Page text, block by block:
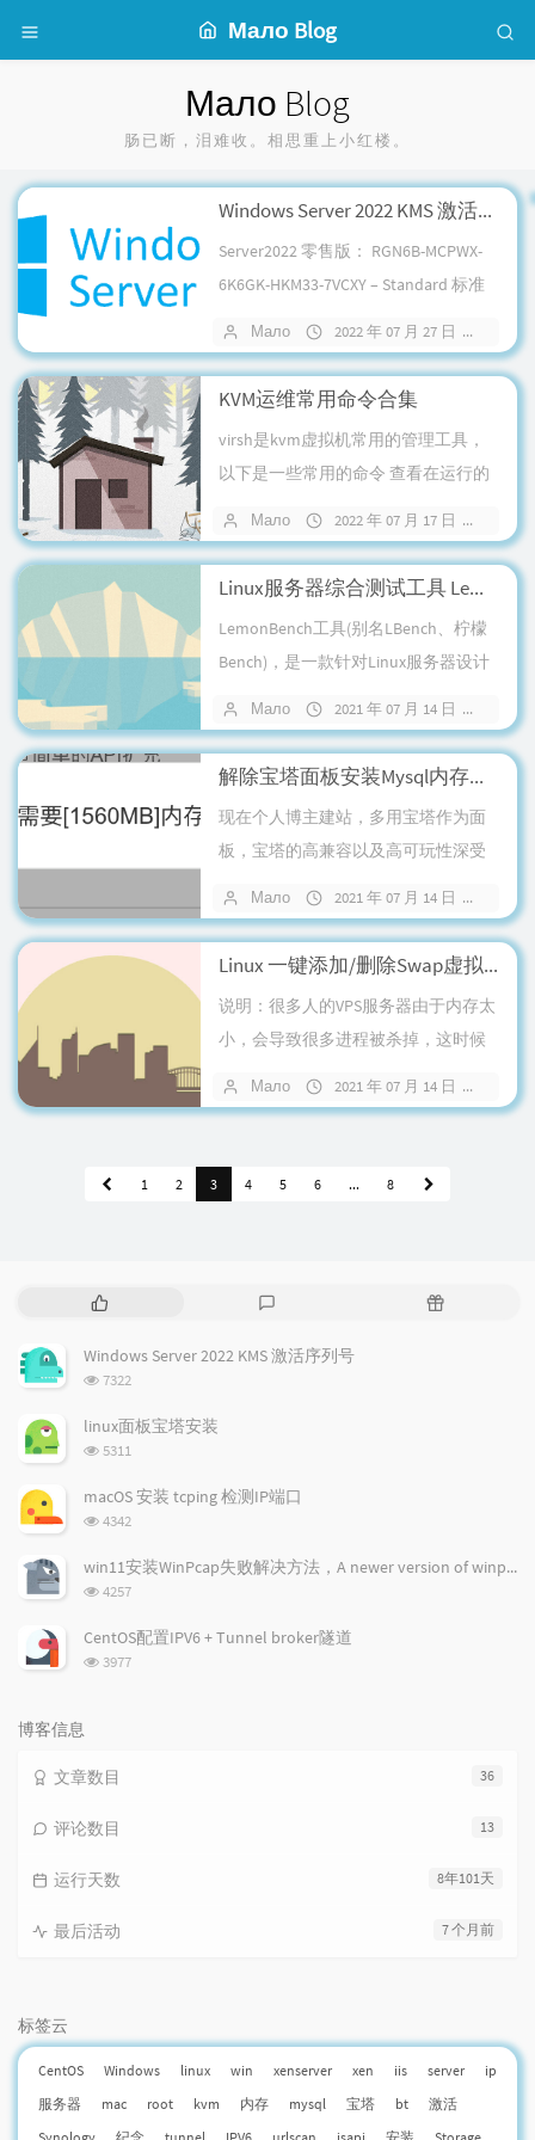
Мало Blog
Мало Blog
肠已断，泪难收。相思重上小红楼。
Windows Server 2022 KMS 激活序列号
Server2022 零售版： RGN6B-MCPWX-
6K6GK-HKM33-7VCXY – Standard 标准
Мало 2022 年 07 月 27 日
KVM运维常用命令合集
virsh是kvm虚拟机常用的管理工具，
以下是一些常用的命令 查看在运行的
拟机：virsh list --a...
Мало 2022 年 07 月 17 日
Linux服务器综合测试工具 LemonBench (Beta)
LemonBench工具(别名LBench、柠檬
Bench)，是一款针对Linux服务器设计
试，可以快速评估服务器的综合性...
Мало 2021 年 07 月 14 日
解除宝塔面板安装Mysql内存限制
现在个人博主建站，多用宝塔作为面
板，宝塔的高兼容以及高可玩性深受
在新购买的VPS安装安装mysql-
mariadb_10....
Мало 2021 年 07 月 14 日
Linux 一键添加/删除Swap虚拟内存
说明：很多人的VPS服务器由于内存太
小，会导致很多进程被杀掉，这时候
里就整了个一键脚本方便懒人或小白
Мало 2021 年 07 月 14 日
1 2 3 4 5 6 ... 8
热
文
章
评
论
随
Windows Server 2022 KMS 激活序列号
浏
次
数:
7322
linux面板宝塔安装
浏
次
5311
macOS 安装 tcping 检测IP端口
浏
次
4342
win11安装WinPcap失败解决方法，A newer version of winpcap...
浏
次
4257
CentOS配置IPV6 + Tunnel broker隧道
浏
3977
博客信息
36
文章数目
13
评论数目
8年101天
运行天数
7 个月前
最后活动
标签云
CentOS Windows linux win xenserver xen iis server
ip
服务器
mac root kvm 内存 mysql 宝塔 bt
激活